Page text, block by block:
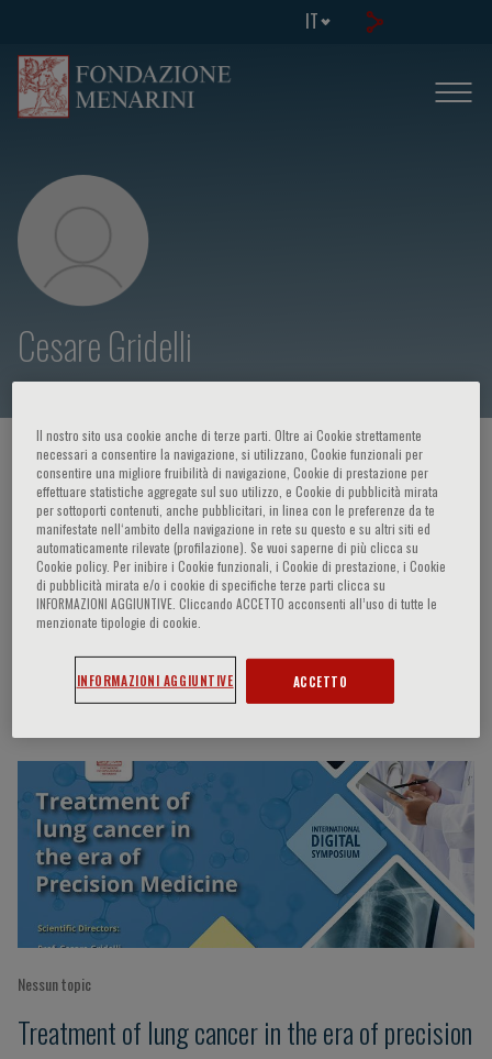
IT
Cesare Gridelli
HOME PAGE / CORSI ED EVENTI / RELATORE
Cesare Gridelli
Avellino, IT
Partecipazioni del relatore
Nessun topic
Treatment of lung cancer in the era of precision
Il nostro sito usa cookie anche di terze parti. Oltre ai Cookie strettamente
necessari a consentire la navigazione, si utilizzano, Cookie funzionali per
consentire una migliore fruibilità di navigazione, Cookie di prestazione per
effettuare statistiche aggregate sul suo utilizzo, e Cookie di pubblicità mirata
per sottoporti contenuti, anche pubblicitari, in linea con le preferenze da te
manifestate nell‘ambito della navigazione in rete su questo e su altri siti ed
automaticamente rilevate (profilazione). Se vuoi saperne di più clicca su
Cookie policy. Per inibire i Cookie funzionali, i Cookie di prestazione, i Cookie
di pubblicità mirata e/o i cookie di specifiche terze parti clicca su
INFORMAZIONI AGGIUNTIVE. Cliccando ACCETTO acconsenti all’uso di tutte le
menzionate tipologie di cookie.
INFORMAZIONI AGGIUNTIVE ACCETTO